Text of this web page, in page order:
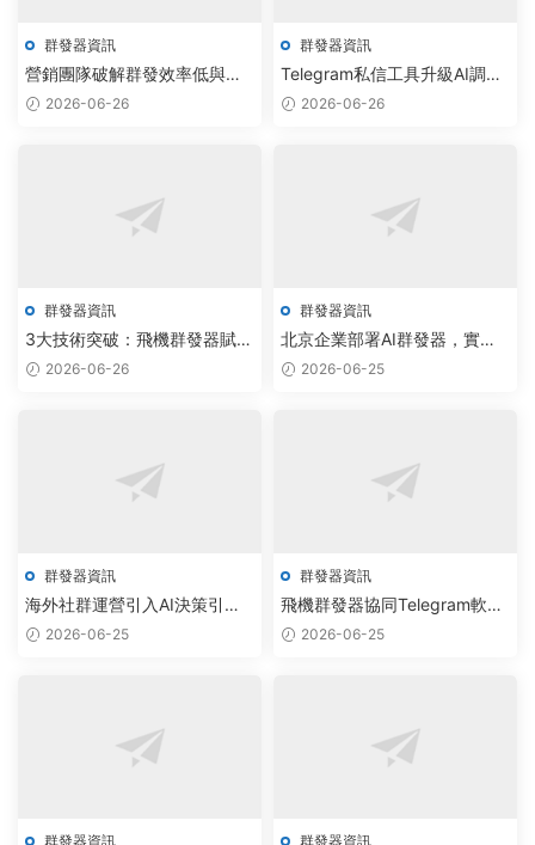
群發器資訊
營銷團隊破解群發效率低與數
據采集難，飛機群發器+TG采
2026-06-26
群發器資訊
Telegram私信工具升級AI調
度，雲原生架構實現智能群發
2026-06-26
群發器資訊
3大技術突破：飛機群發器賦能
Telegram群采集工具報價新生
2026-06-26
群發器資訊
北京企業部署AI群發器，實現
電報加群工具報價透明化
2026-06-25
群發器資訊
海外社群運營引入AI決策引
擎，三大自動化工具實現300%
2026-06-25
群發器資訊
飛機群發器協同Telegram軟件
定價，部署AI自動化系統實現
2026-06-25
群發器資訊 群發器資訊